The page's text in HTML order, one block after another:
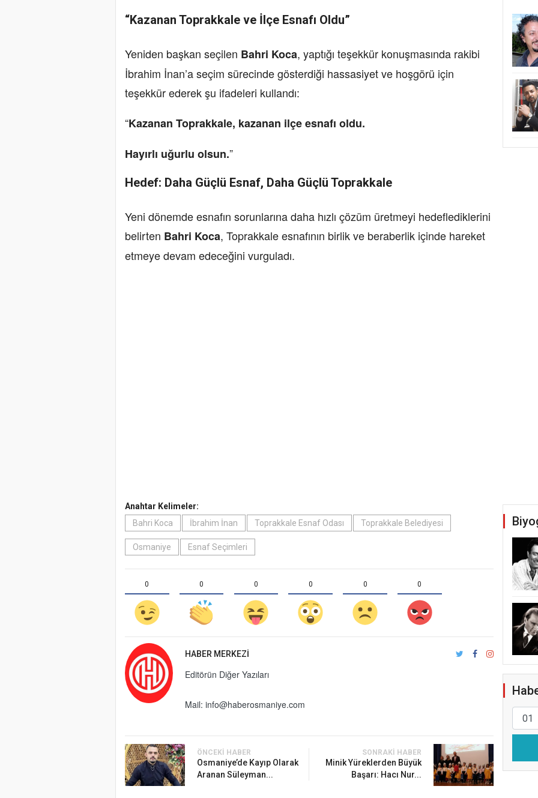
“Kazanan Toprakkale ve İlçe Esnafı Oldu”
Yeniden başkan seçilen Bahri Koca, yaptığı teşekkür konuşmasında rakibi
İbrahim İnan’a seçim sürecinde gösterdiği hassasiyet ve hoşgörü için
teşekkür ederek şu ifadeleri kullandı:
“Kazanan Toprakkale, kazanan ilçe esnafı oldu.
Hayırlı uğurlu olsun.”
Hedef: Daha Güçlü Esnaf, Daha Güçlü Toprakkale
Yeni dönemde esnafın sorunlarına daha hızlı çözüm üretmeyi hedeflediklerini
belirten Bahri Koca, Toprakkale esnafının birlik ve beraberlik içinde hareket
etmeye devam edeceğini vurguladı.
Anahtar Kelimeler:
Bahri Koca
İbrahim İnan Toprakkale Esnaf Odası Toprakkale Belediyesi
Osmaniye Esnaf Seçimleri
0 0 0 0 0 0
HABER MERKEZI
Editörün Diğer Yazıları
Mail: info@haberosmaniye.com
ÖNCEKI HABER
Osmaniye’de Kayıp Olarak
Aranan Süleyman...
SONRAKI HABER
Minik Yüreklerden Büyük
Başarı: Hacı Nur...